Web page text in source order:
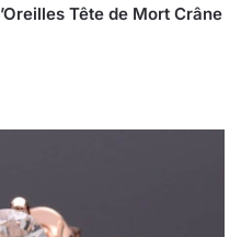
Tête de Mort Crâne